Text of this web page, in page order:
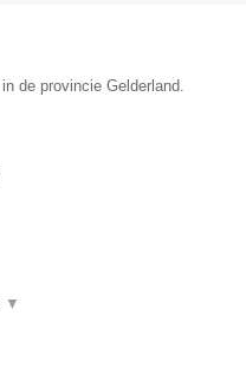
de provincie Gelderland.
▼